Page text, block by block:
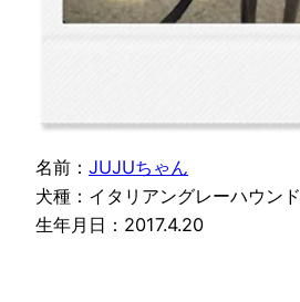
名前： JUJUちゃん
犬種：イタリアングレーハウンド
生年月日：2017.4.20